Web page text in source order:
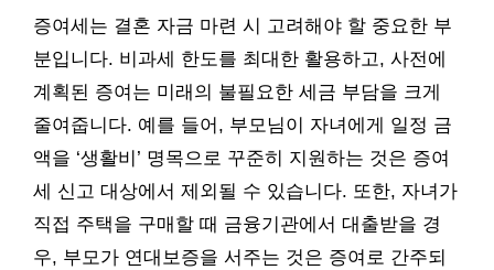
증여세는 결혼 자금 마련 시 고려해야 할 중요한 부
분입니다. 비과세 한도를 최대한 활용하고, 사전에
계획된 증여는 미래의 불필요한 세금 부담을 크게
줄여줍니다. 예를 들어, 부모님이 자녀에게 일정 금
액을 ‘생활비’ 명목으로 꾸준히 지원하는 것은 증여
세 신고 대상에서 제외될 수 있습니다. 또한, 자녀가
직접 주택을 구매할 때 금융기관에서 대출받을 경
우, 부모가 연대보증을 서주는 것은 증여로 간주되